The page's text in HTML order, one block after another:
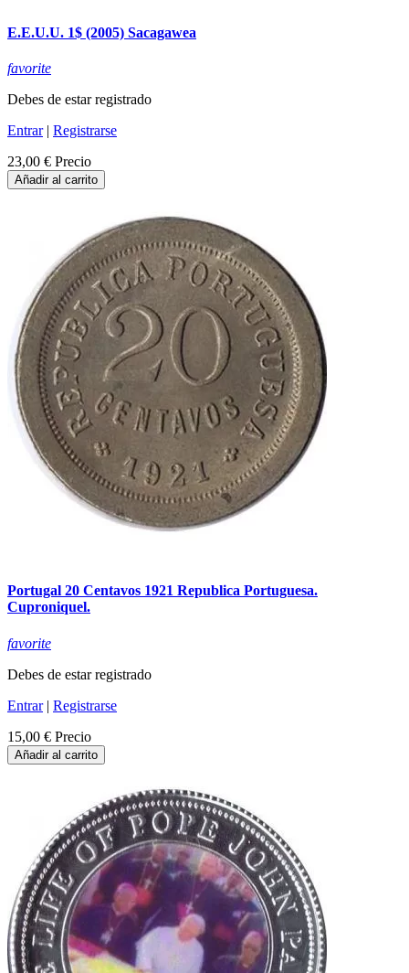
E.E.U.U. 1$ (2005) Sacagawea
favorite
Debes de estar registrado
Entrar| Registrarse
23,00 € Precio
Añadir al carrito
Portugal 20 Centavos 1921 Republica Portuguesa.
Cuproniquel.
favorite
Debes de estar registrado
Entrar| Registrarse
15,00 € Precio
Añadir al carrito